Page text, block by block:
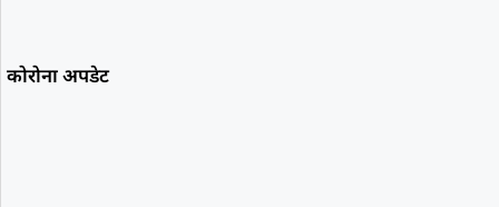
कोरोना अपडेट